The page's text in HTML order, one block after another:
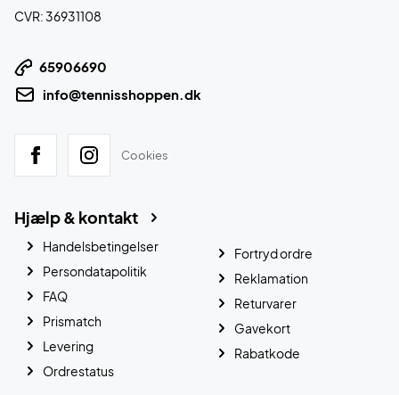
CVR: 36931108
65906690
info@tennisshoppen.dk
Cookies
Hjælp & kontakt
Handelsbetingelser
Persondatapolitik
FAQ
Prismatch
Levering
Ordrestatus
Fortryd ordre
Reklamation
Returvarer
Gavekort
Rabatkode